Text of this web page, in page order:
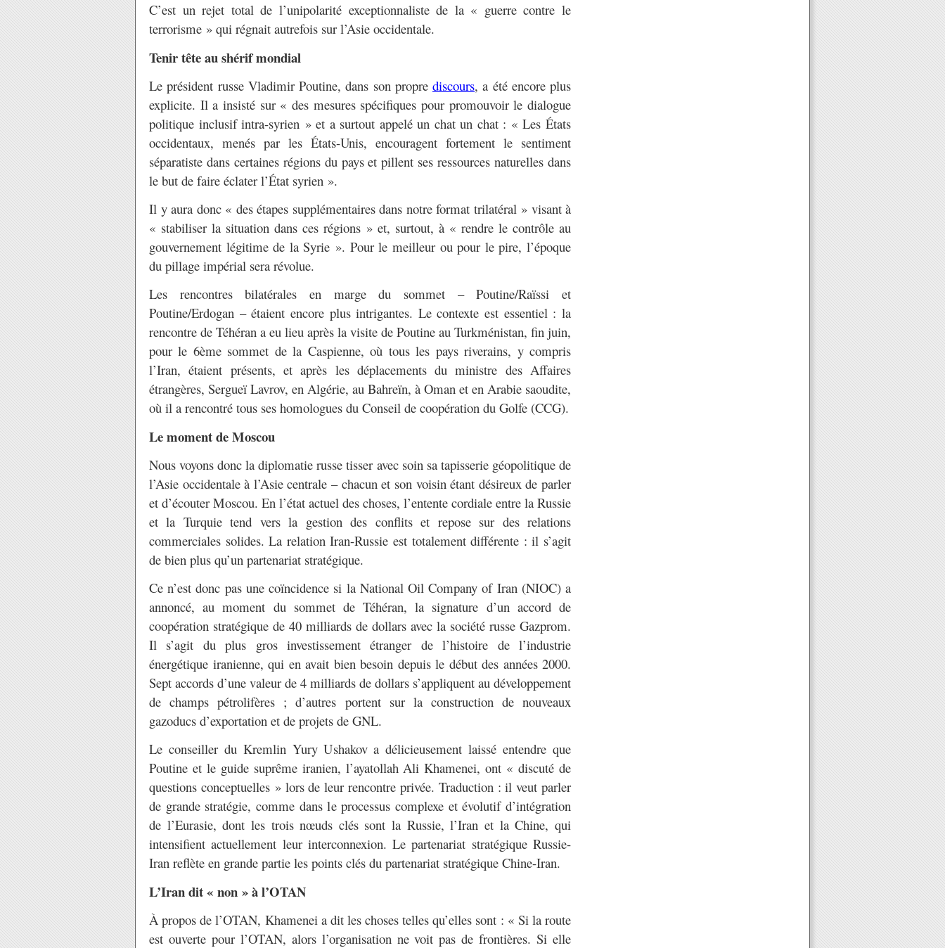
C’est un rejet total de l’unipolarité exceptionnaliste de la « guerre contre le
terrorisme » qui régnait autrefois sur l’Asie occidentale.
Tenir tête au shérif mondial
Le président russe Vladimir Poutine, dans son propre discours, a été encore plus
explicite. Il a insisté sur « des mesures spécifiques pour promouvoir le dialogue
politique inclusif intra-syrien » et a surtout appelé un chat un chat : « Les États
occidentaux, menés par les États-Unis, encouragent fortement le sentiment
séparatiste dans certaines régions du pays et pillent ses ressources naturelles dans
le but de faire éclater l’État syrien ».
Il y aura donc « des étapes supplémentaires dans notre format trilatéral » visant à
« stabiliser la situation dans ces régions » et, surtout, à « rendre le contrôle au
gouvernement légitime de la Syrie ». Pour le meilleur ou pour le pire, l’époque
du pillage impérial sera révolue.
Les rencontres bilatérales en marge du sommet – Poutine/Raïssi et
Poutine/Erdogan – étaient encore plus intrigantes. Le contexte est essentiel : la
rencontre de Téhéran a eu lieu après la visite de Poutine au Turkménistan, fin juin,
pour le 6ème sommet de la Caspienne, où tous les pays riverains, y compris
l’Iran, étaient présents, et après les déplacements du ministre des Affaires
étrangères, Sergueï Lavrov, en Algérie, au Bahreïn, à Oman et en Arabie saoudite,
où il a rencontré tous ses homologues du Conseil de coopération du Golfe (CCG).
Le moment de Moscou
Nous voyons donc la diplomatie russe tisser avec soin sa tapisserie géopolitique de
l’Asie occidentale à l’Asie centrale – chacun et son voisin étant désireux de parler
et d’écouter Moscou. En l’état actuel des choses, l’entente cordiale entre la Russie
et la Turquie tend vers la gestion des conflits et repose sur des relations
commerciales solides. La relation Iran-Russie est totalement différente : il s’agit
de bien plus qu’un partenariat stratégique.
Ce n’est donc pas une coïncidence si la National Oil Company of Iran (NIOC) a
annoncé, au moment du sommet de Téhéran, la signature d’un accord de
coopération stratégique de 40 milliards de dollars avec la société russe Gazprom.
Il s’agit du plus gros investissement étranger de l’histoire de l’industrie
énergétique iranienne, qui en avait bien besoin depuis le début des années 2000.
Sept accords d’une valeur de 4 milliards de dollars s’appliquent au développement
de champs pétrolifères ; d’autres portent sur la construction de nouveaux
gazoducs d’exportation et de projets de GNL.
Le conseiller du Kremlin Yury Ushakov a délicieusement laissé entendre que
Poutine et le guide suprême iranien, l’ayatollah Ali Khamenei, ont « discuté de
questions conceptuelles » lors de leur rencontre privée. Traduction : il veut parler
de grande stratégie, comme dans le processus complexe et évolutif d’intégration
de l’Eurasie, dont les trois nœuds clés sont la Russie, l’Iran et la Chine, qui
intensifient actuellement leur interconnexion. Le partenariat stratégique Russie-
Iran reflète en grande partie les points clés du partenariat stratégique Chine-Iran.
L’Iran dit « non » à l’OTAN
À propos de l’OTAN, Khamenei a dit les choses telles qu’elles sont : « Si la route
est ouverte pour l’OTAN, alors l’organisation ne voit pas de frontières. Si elle